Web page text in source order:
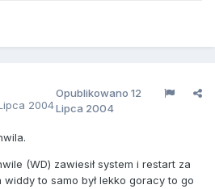
2004
Opublikowano 12
Lipca 2004
(WD) zawiesił system i restart za
to samo był lekko goracy to go